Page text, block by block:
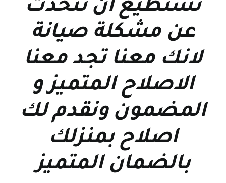
تستطيع ان تتحدث
عن مشكلة صيانة
لانك معنا تجد معنا
الاصلاح المتميز و
المضمون ونقدم لك
اصلاح بمنزلك
بالضمان المتميز